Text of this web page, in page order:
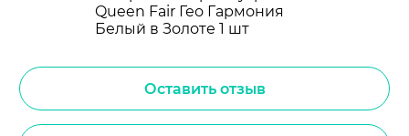
Оставить отзыв